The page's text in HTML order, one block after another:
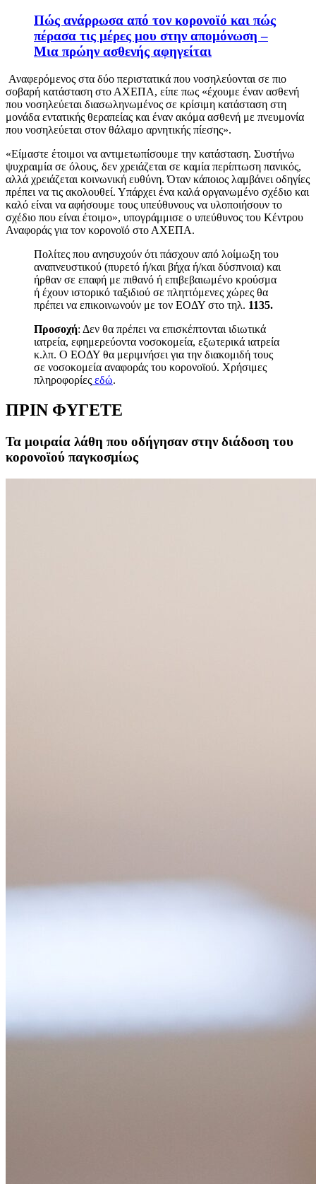
Πώς ανάρρωσα από τον κορονοϊό και πώς
πέρασα τις μέρες μου στην απομόνωση –
Μια πρώην ασθενής αφηγείται
Αναφερόμενος στα δύο περιστατικά που νοσηλεύονται σε πιο
σοβαρή κατάσταση στο ΑΧΕΠΑ, είπε πως «έχουμε έναν ασθενή
που νοσηλεύεται διασωληνωμένος σε κρίσιμη κατάσταση στη
μονάδα εντατικής θεραπείας και έναν ακόμα ασθενή με πνευμονία
που νοσηλεύεται στον θάλαμο αρνητικής πίεσης».
«Είμαστε έτοιμοι να αντιμετωπίσουμε την κατάσταση. Συστήνω
ψυχραιμία σε όλους, δεν χρειάζεται σε καμία περίπτωση πανικός,
αλλά χρειάζεται κοινωνική ευθύνη. Όταν κάποιος λαμβάνει οδηγίες
πρέπει να τις ακολουθεί. Υπάρχει ένα καλά οργανωμένο σχέδιο και
καλό είναι να αφήσουμε τους υπεύθυνους να υλοποιήσουν το
σχέδιο που είναι έτοιμο», υπογράμμισε ο υπεύθυνος του Κέντρου
Αναφοράς για τον κορονοϊό στο ΑΧΕΠΑ.
Πολίτες που ανησυχούν ότι πάσχουν από λοίμωξη του
αναπνευστικού (πυρετό ή/και βήχα ή/και δύσπνοια) και
ήρθαν σε επαφή με πιθανό ή επιβεβαιωμένο κρούσμα
ή έχουν ιστορικό ταξιδιού σε πληττόμενες χώρες θα
πρέπει να επικοινωνούν με τον ΕΟΔΥ στο τηλ. 1135.
Προσοχή: Δεν θα πρέπει να επισκέπτονται ιδιωτικά
ιατρεία, εφημερεύοντα νοσοκομεία, εξωτερικά ιατρεία
κ.λπ. Ο ΕΟΔΥ θα μεριμνήσει για την διακομιδή τους
σε νοσοκομεία αναφοράς του κορονοϊού. Χρήσιμες
πληροφορίες εδώ.
ΠΡΙΝ ΦΥΓΕΤΕ
Τα μοιραία λάθη που οδήγησαν στην διάδοση του
κορονοϊού παγκοσμίως